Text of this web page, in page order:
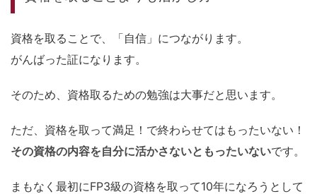
資格を取ることで、「自信」につながります。
がんばった証になります。
そのため、資格取るための勉強は大事だと思います。
ただ、資格を取って満足！で終わらせてはもったいない！
その資格の内容を自分に活かさないともったいないです。
まもなく最初にFP3級の資格を取って10年になろうとして